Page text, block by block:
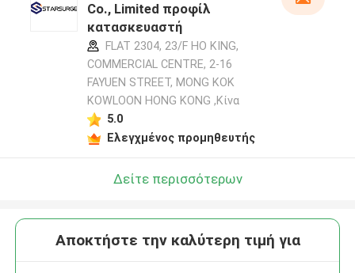
Co., Limited προφίλ
κατασκευαστή
FLAT 2304, 23/F HO KING,
COMMERCIAL CENTRE, 2-16
FAYUEN STREET, MONG KOK
KOWLOON HONG KONG ,Κίνα
5.0
Ελεγχμένος προμηθευτής
Δείτε περισσότερων
Αποκτήστε την καλύτερη τιμή για